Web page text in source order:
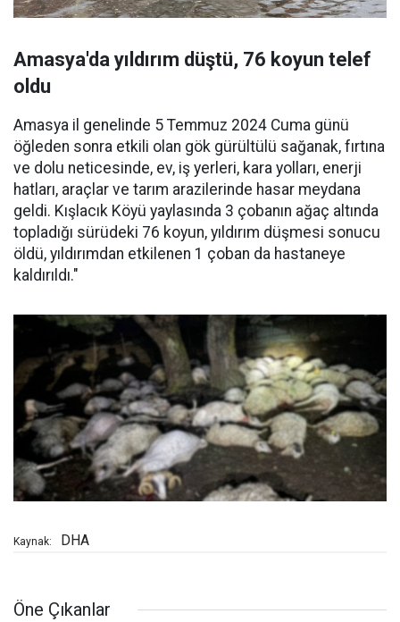
Amasya'da yıldırım düştü, 76 koyun telef
oldu
Amasya il genelinde 5 Temmuz 2024 Cuma günü
öğleden sonra etkili olan gök gürültülü sağanak, fırtına
ve dolu neticesinde, ev, iş yerleri, kara yolları, enerji
hatları, araçlar ve tarım arazilerinde hasar meydana
geldi. Kışlacık Köyü yaylasında 3 çobanın ağaç altında
topladığı sürüdeki 76 koyun, yıldırım düşmesi sonucu
öldü, yıldırımdan etkilenen 1 çoban da hastaneye
kaldırıldı."
Kaynak: DHA
Öne Çıkanlar